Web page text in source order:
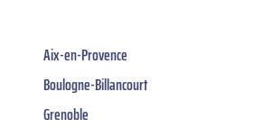
Aix-en-Provence
Boulogne-Billancourt
Grenoble